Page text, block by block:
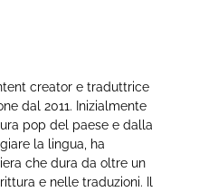
creator e traduttrice
dal 2011. Inizialmente
pop del paese e dalla
la lingua, ha
che dura da oltre un
e nelle traduzioni. Il